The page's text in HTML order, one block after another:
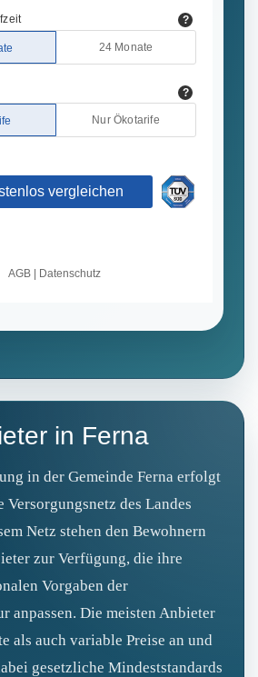
in Ferna
in der Gemeinde Ferna erfolgt
Versorgungsnetz des Landes
Netz stehen den Bewohnern
zur Verfügung, die ihre
Vorgaben der
anpassen. Die meisten Anbieter
als auch variable Preise an und
gesetzliche Mindeststandards